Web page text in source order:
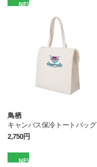
NEW
鳥栖
キャンバス保冷トートバッグ
2,750円
NEW